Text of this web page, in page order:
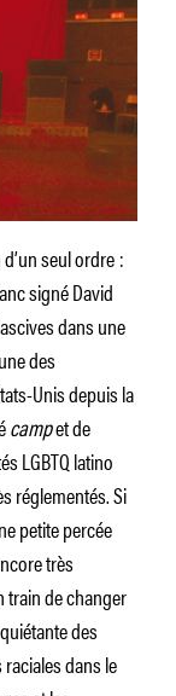
seul ordre :
signé David
dans une
des
Unis depuis la
campet de
LGBTQ latino
réglementés. Si
petite percée
très
train de changer
des
dans le